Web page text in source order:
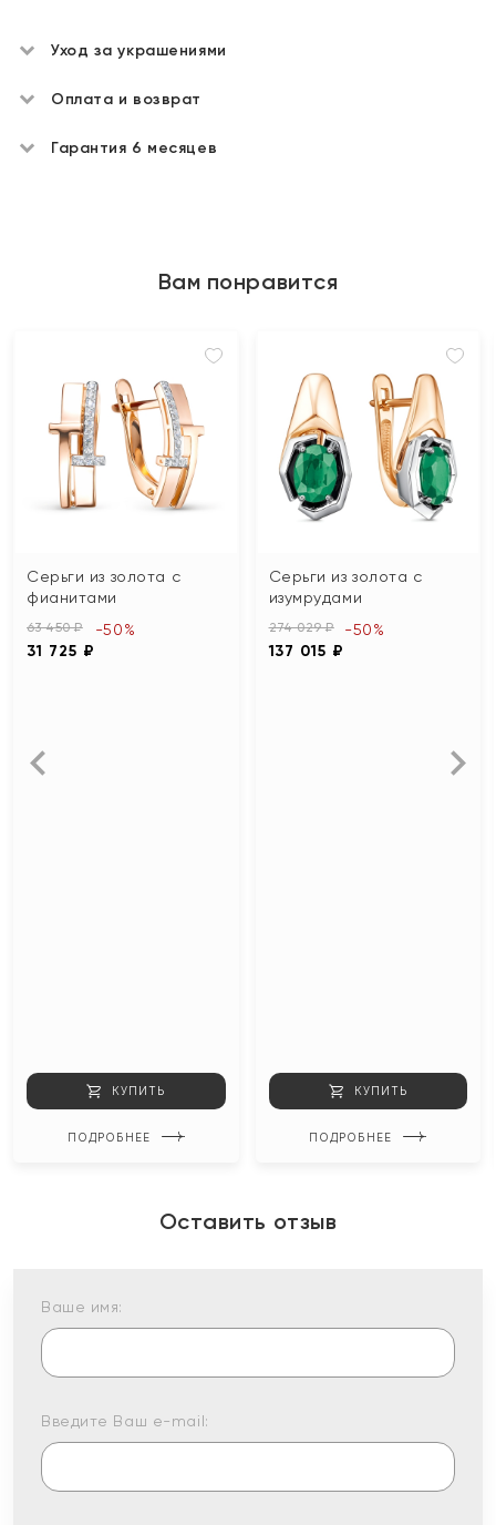
Уход за украшениями
Оплата и возврат
Гарантия 6 месяцев
Вам понравится
Серьги из золота с
фианитами
63 450 ₽
31 725 ₽
-50%
КУПИТЬ
ПОДРОБНЕЕ
Серьги из золота с
изумрудами
274 029 ₽
137 015 ₽
-50%
КУПИТЬ
ПОДРОБНЕЕ
Оставить отзыв
Ваше имя:
Введите Ваш e-mail: